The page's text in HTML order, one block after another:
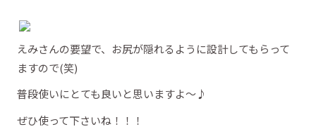
えみさんの要望で、お尻が隠れるように設計してもらって
ますので(笑)
普段使いにとても良いと思いますよ～♪
ぜひ使って下さいね！！！